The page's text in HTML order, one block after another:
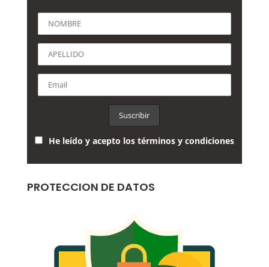
He leído y acepto los términos y condiciones
PROTECCION DE DATOS